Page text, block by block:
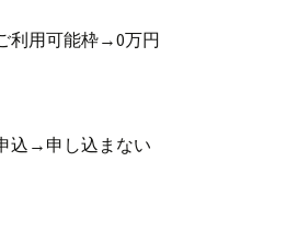
利用可能枠→0万円
込→申し込まない